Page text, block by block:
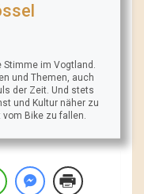
im Vogtland.
und Themen, auch
der Zeit. Und stets
und Kultur näher zu
Bike zu fallen.